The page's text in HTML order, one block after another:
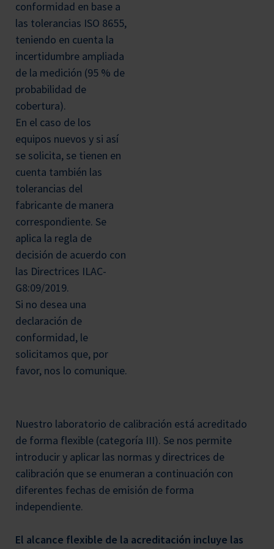
conformidad en base a
las tolerancias ISO 8655,
teniendo en cuenta la
incertidumbre ampliada
de la medición (95 % de
probabilidad de
cobertura).
En el caso de los
equipos nuevos y si así
se solicita, se tienen en
cuenta también las
tolerancias del
fabricante de manera
correspondiente. Se
aplica la regla de
decisión de acuerdo con
las Directrices ILAC-
G8:09/2019.
Si no desea una
declaración de
conformidad, le
solicitamos que, por
favor, nos lo comunique.
Nuestro laboratorio de calibración está acreditado
de forma flexible (categoría III). Se nos permite
introducir y aplicar las normas y directrices de
calibración que se enumeran a continuación con
diferentes fechas de emisión de forma
independiente.
El alcance flexible de la acreditación incluye las